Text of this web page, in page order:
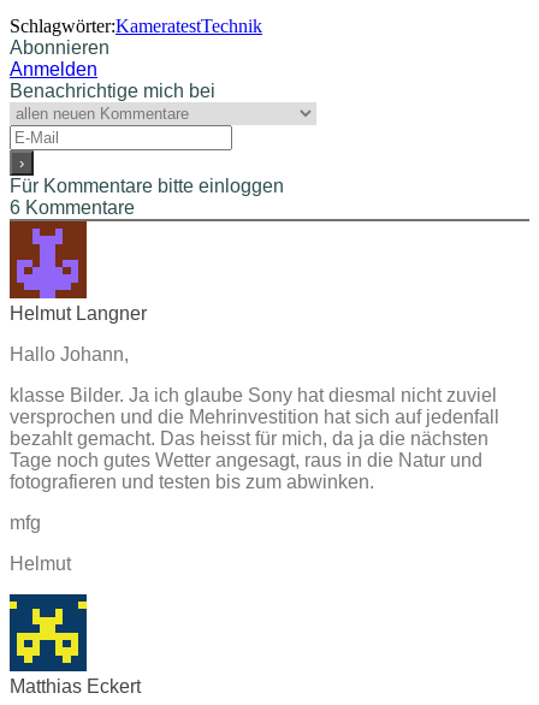
Schlagwörter:KameratestTechnik
Abonnieren
Anmelden
Benachrichtige mich bei
Für Kommentare bitte einloggen
6 Kommentare
Helmut Langner
Hallo Johann,
klasse Bilder. Ja ich glaube Sony hat diesmal nicht zuviel
versprochen und die Mehrinvestition hat sich auf jedenfall
bezahlt gemacht. Das heisst für mich, da ja die nächsten
Tage noch gutes Wetter angesagt, raus in die Natur und
fotografieren und testen bis zum abwinken.
mfg
Helmut
Matthias Eckert